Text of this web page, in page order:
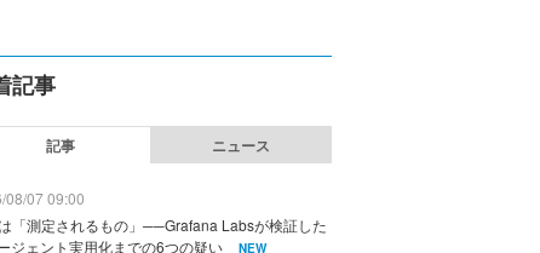
記事
記事 ニュース
08/07 09:00
「測定されるもの」──Grafana Labsが検証した
ジェント実用化までの6つの疑い
NEW